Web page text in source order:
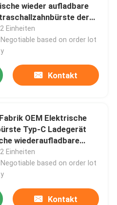
wieder aufladbare
der
IPX7
Einheiten
Negotiable based on order lot
Kontakt
OEM Elektrische
Typ-C Ladegerät
wiederaufladbare
Zahnbürste
Einheiten
Negotiable based on order lot
Kontakt